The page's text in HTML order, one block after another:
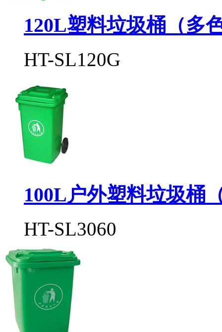
120L塑料垃圾桶（多
HT-SL120G
100L户外塑料垃圾桶
HT-SL3060